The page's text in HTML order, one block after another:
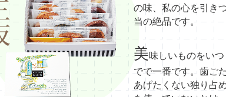
の味、私の心を引き
当の絶品です。
美味しいものをい
でで一番です。歯ご
あげたくない独り占